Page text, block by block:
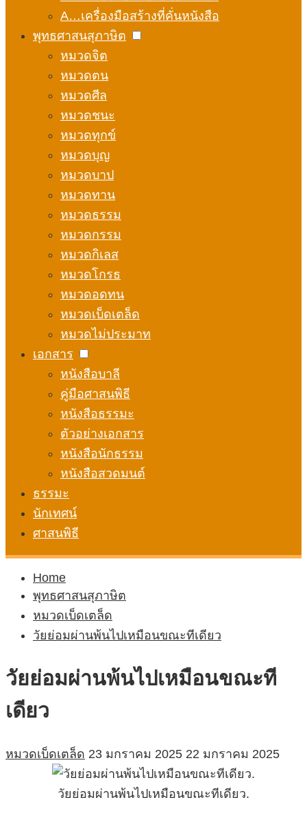
A…เครื่องมือสร้างที่คั่นหนังสือ
พุทธศาสนสุภาษิต
หมวดจิต
หมวดตน
หมวดศีล
หมวดชนะ
หมวดทุกข์
หมวดบุญ
หมวดบาป
หมวดทาน
หมวดธรรม
หมวดกรรม
หมวดกิเลส
หมวดโกรธ
หมวดอดทน
หมวดเบ็ดเตล็ด
หมวดไม่ประมาท
เอกสาร
หนังสือบาลี
คู่มือศาสนพิธี
หนังสือธรรมะ
ตัวอย่างเอกสาร
หนังสือนักธรรม
หนังสือสวดมนต์
ธรรมะ
นักเทศน์
ศาสนพิธี
Home
พุทธศาสนสุภาษิต
หมวดเบ็ดเตล็ด
วัยย่อมผ่านพ้นไปเหมือนขณะทีเดียว
วัยย่อมผ่านพ้นไปเหมือนขณะที
เดียว
หมวดเบ็ดเตล็ด 23 มกราคม 2025 22 มกราคม 2025
วัยย่อมผ่านพ้นไปเหมือนขณะทีเดียว.